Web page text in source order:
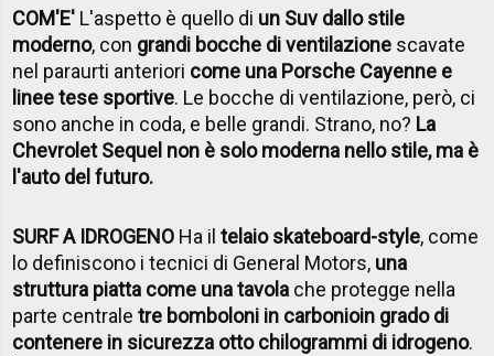
COM'E' L'aspetto è quello di un Suv dallo stile
moderno, con grandi bocche di ventilazione scavate
nel paraurti anteriori come una Porsche Cayenne e
linee tese sportive. Le bocche di ventilazione, però, ci
sono anche in coda, e belle grandi. Strano, no? La
Chevrolet Sequel non è solo moderna nello stile, ma è
l'auto del futuro.
SURF A IDROGENO Ha iltelaio skateboard-style, come
lo definiscono i tecnici di General Motors, una
struttura piatta come una tavola che protegge nella
parte centraletre bomboloni in carbonioin grado di
contenere in sicurezza otto chilogrammi di idrogeno.